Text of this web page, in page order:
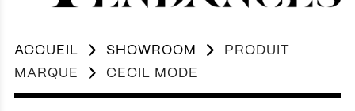
ACCUEIL SHOWROOM
PRODUIT
MARQUE
CECIL MODE